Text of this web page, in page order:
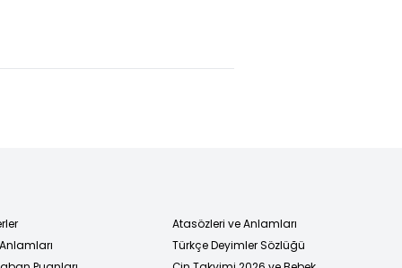
Atasözleri ve Anlamları
Türkçe Deyimler Sözlüğü